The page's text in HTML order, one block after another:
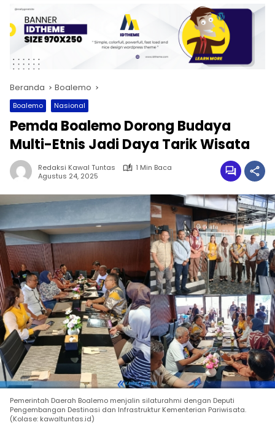
Beranda Boalemo
Boalemo Nasional
Pemda Boalemo Dorong Budaya
Multi-Etnis Jadi Daya Tarik Wisata
Redaksi Kawal Tuntas
1 Min Baca
Agustus 24, 2025
Pemerintah Daerah Boalemo menjalin silaturahmi dengan Deputi
Pengembangan Destinasi dan Infrastruktur Kementerian Pariwisata.
(Kolase: kawaltuntas.id)